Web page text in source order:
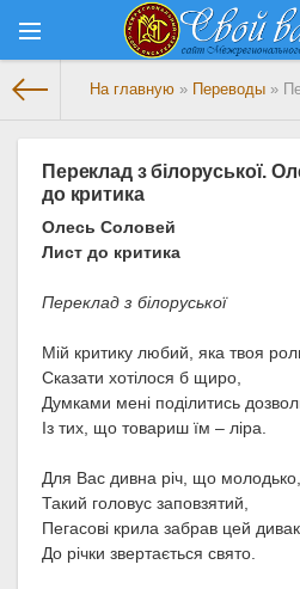
На главную » Переводы »
Переклад з білоруської.
до критика
Олесь Соловей
Лист до критика
Переклад з білоруської
Мій критику любий, яка твоя
Сказати хотілося б щиро,
Думками мені поділитись
Із тих, що товариш їм – ліра.
Для Вас дивна річ, що
Такий головус заповзятий,
Пегасові крила забрав цей
До річки звертається свято.